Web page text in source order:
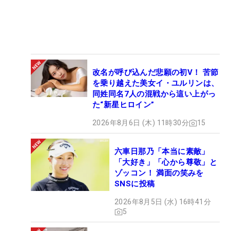
改名が呼び込んだ悲願の初V！ 苦節
を乗り越えた美女イ・ユルリンは、
同姓同名7人の混戦から這い上がっ
た“新星ヒロイン”
2026年8月6日 (木) 11時30分 15
六車日那乃「本当に素敵」
「大好き」「心から尊敬」と
ゾッコン！ 満面の笑みを
SNSに投稿
2026年8月5日 (水) 16時41分
5